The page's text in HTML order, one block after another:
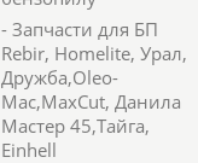
- Запчасти для БП
Rebir, Homelite, Урал,
Дружба,Oleo-
Mac,MaxCut, Данила
Мастер 45,Тайга,
Einhell